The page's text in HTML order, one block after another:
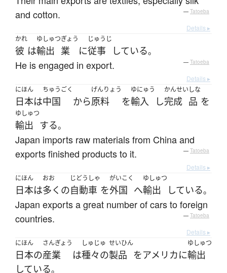
and cotton.
— Tatoeba
Details ▸
かれ
彼 は
ゆしゅつ
輸出
ぎょう
業 に
じゅうじ
従事 している。
He is engaged in export. — Tatoeba
Details ▸
にほん
日本は
ちゅうごく
中国 から
げんりょう
原料 を
ゆにゅう
輸入 し
かんせい
完成
しな
品 を
ゆしゅつ
輸出 する。
Japan imports raw materials from China and
exports finished products to it.
— Tatoeba
Details ▸
にほん
日本は
おお
多く の
じどうしゃ
自動車 を
がいこく
外国 へ
ゆしゅつ
輸出 している。
Japan exports a great number of cars to foreign
countries.
— Tatoeba
Details ▸
にほん
日本の
さんぎょう
産業 は
しゅじゅ
種々の
せいひん
製品 をアメリカに
ゆしゅつ
輸出
している。